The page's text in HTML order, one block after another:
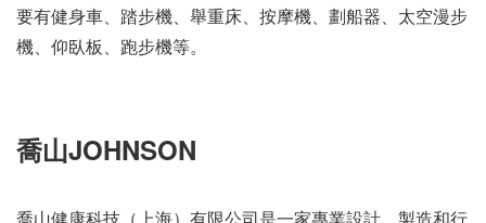
要有健身車、踏步機、舉重床、按摩機、劃船器、太空漫步
機、仰臥板、跑步機等。
喬山JOHNSON